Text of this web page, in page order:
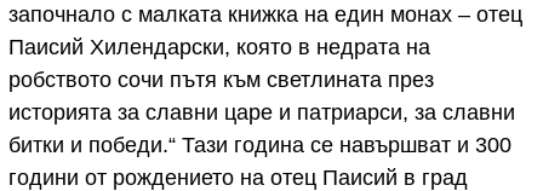
започнало с малката книжка на един монах – отец
Паисий Хилендарски, която в недрата на
робството сочи пътя към светлината през
историята за славни царе и патриарси, за славни
битки и победи.“ Тази година се навършват и 300
години от рождението на отец Паисий в град